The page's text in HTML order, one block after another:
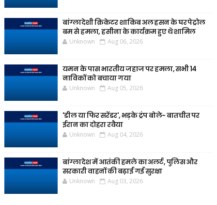
बांग्लादेशी क्रिकेटर शाकिब अल हसन के घर पेट्रोल
बम से हमला, हसीना के कार्यक्रम हुए थे शामिल
Unknown Aug 06, 2026
यमन के पास भारतीय जहाज पर हमला, सभी 14
नाविकों को बचाया गया
Unknown Aug 05, 2026
'डील या फिर सरेंडर', भड़के ट्रंप बोले- बातचीत पर
ईरान का दोहरा रवैया
Unknown Aug 04, 2026
बांग्लादेश में आतंकी हमले का अलर्ट, पुलिस और
सरकारी वाहनों की बढ़ाई गई सुरक्षा
Unknown Aug 03, 2026